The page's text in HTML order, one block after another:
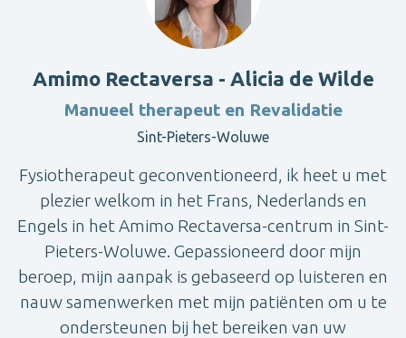
Amimo Rectaversa - Alicia de Wilde
Manueel therapeut en Revalidatie
Sint-Pieters-Woluwe
Fysiotherapeut geconventioneerd, ik heet u met
plezier welkom in het Frans, Nederlands en
Engels in het Amimo Rectaversa-centrum in Sint-
Pieters-Woluwe. Gepassioneerd door mijn
beroep, mijn aanpak is gebaseerd op luisteren en
nauw samenwerken met mijn patiënten om u te
ondersteunen bij het bereiken van uw